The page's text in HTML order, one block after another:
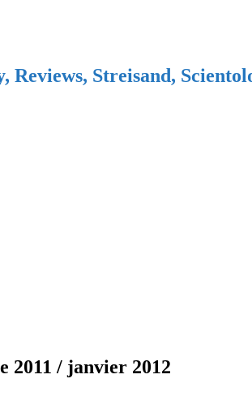
Streisand,
2011 / janvier 2012